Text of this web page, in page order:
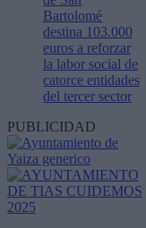
Bartolomé
destina 103.000
euros a reforzar
la labor social de
catorce entidades
del tercer sector
PUBLICIDAD